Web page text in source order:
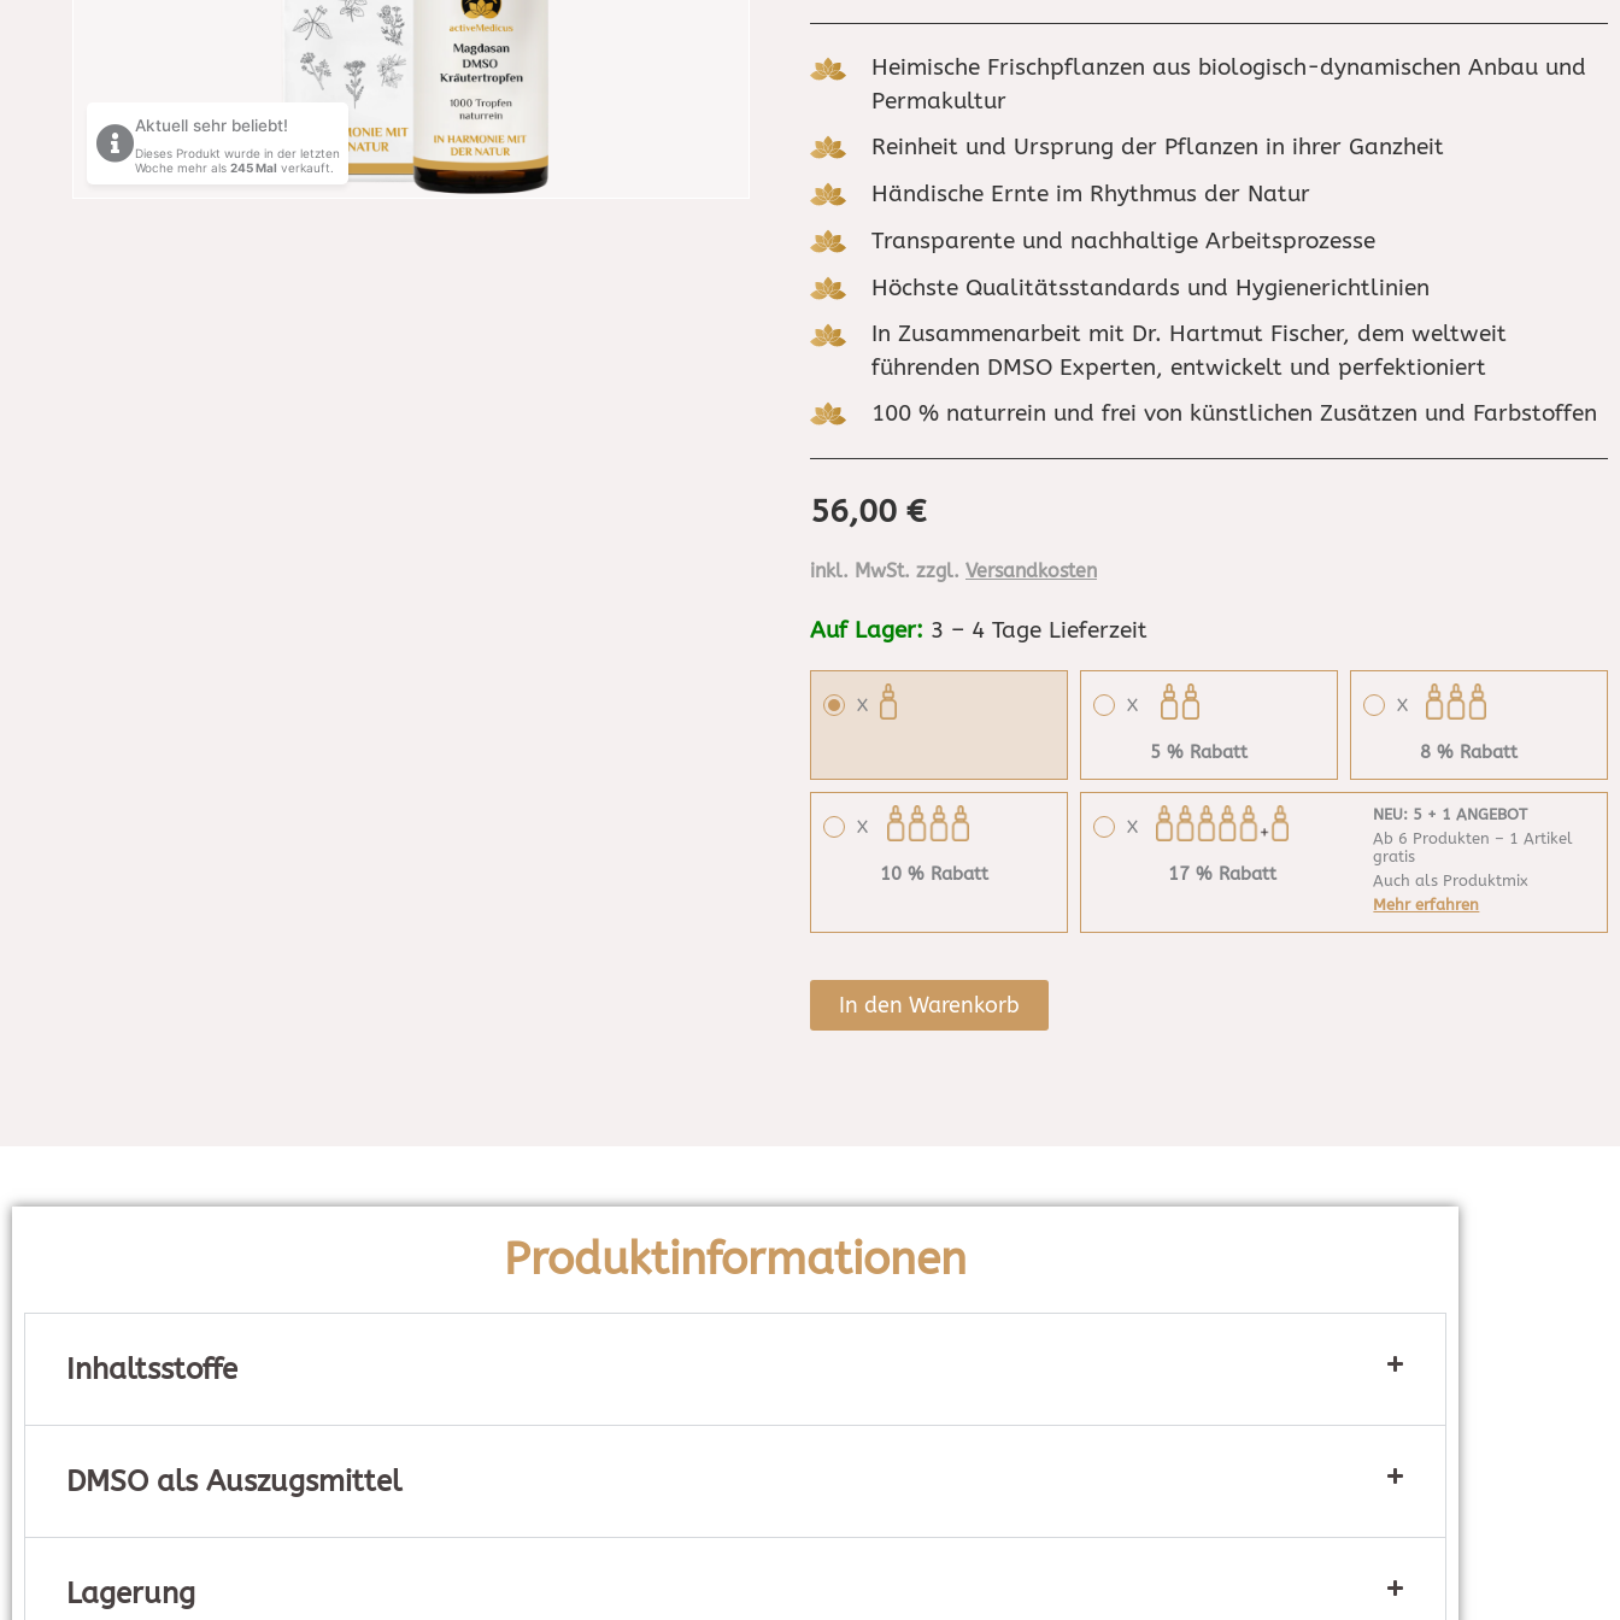
Aktuell sehr beliebt!
Dieses Produkt wurde in der letzten
Woche mehr als 245Mal verkauft.
Heimische Frischpflanzen aus biologisch-dynamischen Anbau und
Permakultur
Reinheit und Ursprung der Pflanzen in ihrer Ganzheit
Händische Ernte im Rhythmus der Natur
Transparente und nachhaltige Arbeitsprozesse
Höchste Qualitätsstandards und Hygienerichtlinien
In Zusammenarbeit mit Dr. Hartmut Fischer, dem weltweit
führenden DMSO Experten, entwickelt und perfektioniert
100 % naturrein und frei von künstlichen Zusätzen und Farbstoffen
56,00 €
inkl. MwSt. zzgl. Versandkosten
Auf Lager: 3 – 4 Tage Lieferzeit
X X
5 % Rabatt
X
8 % Rabatt
X
10 % Rabatt
X
17 % Rabatt
NEU: 5 + 1 ANGEBOT
Ab 6 Produkten – 1 Artikel
gratis
Auch als Produktmix
Mehr erfahren
In den Warenkorb
Produktinformationen
Inhaltsstoffe
DMSO als Auszugsmittel
Lagerung